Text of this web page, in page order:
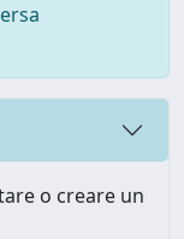
o creare un